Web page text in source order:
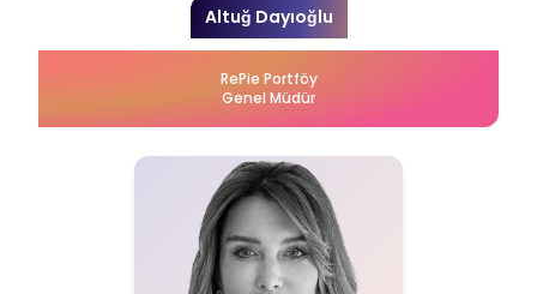
Altuğ Dayıoğlu
RePie Portföy
Genel Müdür